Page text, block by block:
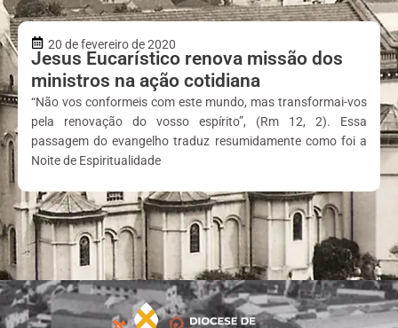
20 de fevereiro de 2020
Jesus Eucarístico renova missão dos
ministros na ação cotidiana
“Não vos conformeis com este mundo, mas transformai-vos
pela renovação do vosso espírito”, (Rm 12, 2). Essa
passagem do evangelho traduz resumidamente como foi a
Noite de Espiritualidade